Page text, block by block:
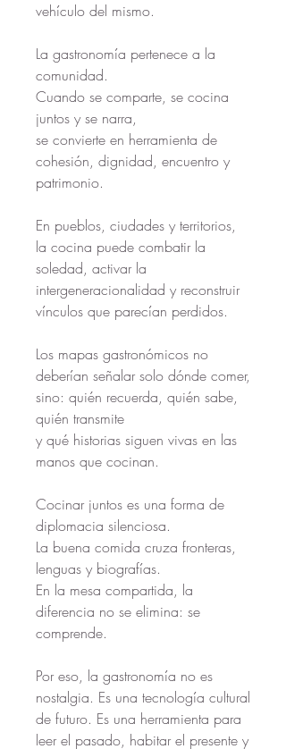
vehículo del mismo.
La gastronomía pertenece a la
comunidad.
Cuando se comparte, se cocina
juntos y se narra,
se convierte en herramienta de
cohesión, dignidad, encuentro y
patrimonio.
En pueblos, ciudades y territorios,
la cocina puede combatir la
soledad, activar la
intergeneracionalidad y reconstruir
vínculos que parecían perdidos.
Los mapas gastronómicos no
deberían señalar solo dónde comer,
sino: quién recuerda, quién sabe,
quién transmite
y qué historias siguen vivas en las
manos que cocinan.
Cocinar juntos es una forma de
diplomacia silenciosa.
La buena comida cruza fronteras,
lenguas y biografías.
En la mesa compartida, la
diferencia no se elimina: se
comprende.
Por eso, la gastronomía no es
nostalgia. Es una tecnología cultural
de futuro. Es una herramienta para
leer el pasado, habitar el presente y